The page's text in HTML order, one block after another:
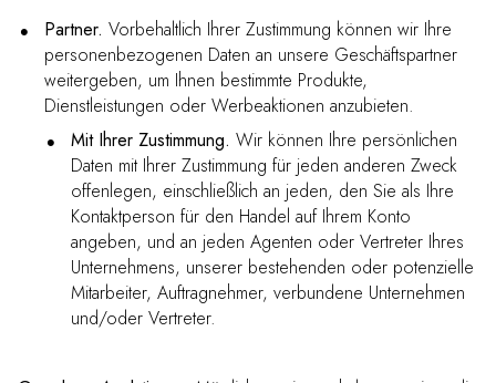
Partner. Vorbehaltlich Ihrer Zustimmung können wir Ihre
personenbezogenen Daten an unsere Geschäftspartner
weitergeben, um Ihnen bestimmte Produkte,
Dienstleistungen oder Werbeaktionen anzubieten.
Mit Ihrer Zustimmung. Wir können Ihre persönlichen
Daten mit Ihrer Zustimmung für jeden anderen Zweck
offenlegen, einschließlich an jeden, den Sie als Ihre
Kontaktperson für den Handel auf Ihrem Konto
angeben, und an jeden Agenten oder Vertreter Ihres
Unternehmens, unserer bestehenden oder potenzielle
Mitarbeiter, Auftragnehmer, verbundene Unternehmen
und/oder Vertreter.